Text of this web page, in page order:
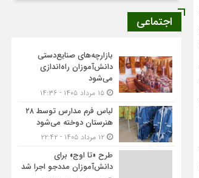
اجتماعی
بازارچه‌های صنایع‌دستی
دانش‌آموزان راه‌اندازی
می‌شود
لباس فرم مدارس توسط ۲۸
هنرستان‌ دوخته می‌شود
طرح «تا اوج» برای
دانش‌آموزان مددجو اجرا شد